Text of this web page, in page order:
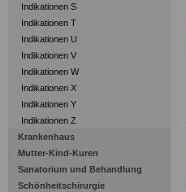
Indikationen S
Indikationen T
Indikationen U
Indikationen V
Indikationen W
Indikationen X
Indikationen Y
Indikationen Z
Krankenhaus
Mutter-Kind-Kuren
Sanatorium und Behandlung
Schönheitschirurgie